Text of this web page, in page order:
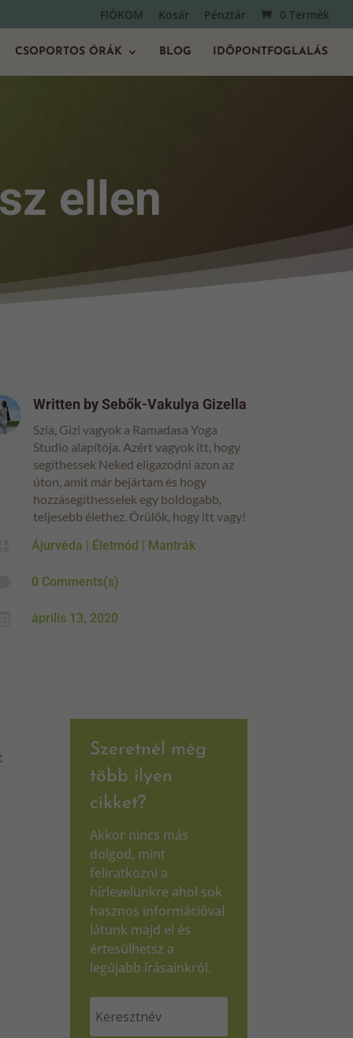
FIÓKOM Kosár Pénztár 0 Termék
CSOPORTOS ÓRÁK BLOG IDŐPONTFOGLALÁS
ellen
Written bySebők-Vakulya Gizella
Szia, Gizi vagyok a Ramadasa Yoga
Studio alapítója. Azért vagyok itt, hogy
segíthessek Neked eligazodni azon az
úton, amit már bejártam és hogy
hozzásegíthesselek egy boldogabb,
teljesebb élethez. Örülök, hogy itt vagy!
Ájurvéda | Életmód | Mantrák
0 Comments(s)
április 13, 2020
Szeretnél még
több ilyen
cikket?
Akkor nincs más
dolgod, mint
feliratkozni a
hírlevelünkre ahol sok
hasznos információval
látunk majd el és
értesülhetsz a
legújabb írásainkról.